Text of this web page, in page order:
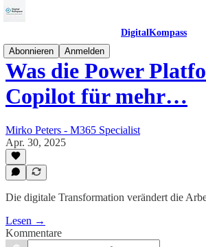
DigitalKompass
Abonnieren
Anmelden
Was die Power
Copilot für mehr…
Mirko Peters - M365 Specialist
Apr. 30, 2025
Die digitale Transformation verändert die
Lesen →
Kommentare